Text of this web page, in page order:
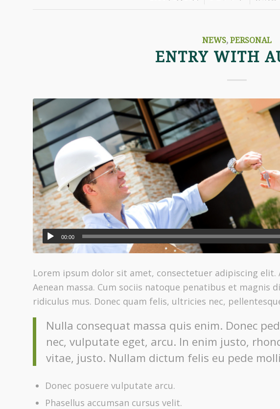
NEWS, PERSONAL
ENTRY WITH
00:00
Lorem ipsum dolor sit amet, consectetuer adipiscing elit.
Aenean massa. Cum sociis natoque penatibus et magnis
ridiculus mus. Donec quam felis, ultricies nec,
Nulla consequat massa quis enim. Donec
nec, vulputate eget, arcu. In enim justo,
vitae, justo. Nullam dictum felis eu pede
Donec posuere vulputate arcu.
Phasellus accumsan cursus velit.